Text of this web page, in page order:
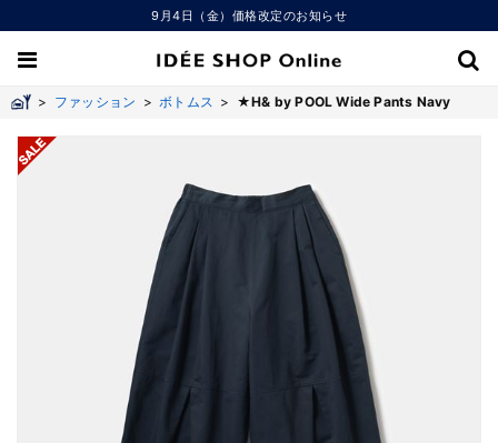
9月4日（金）価格改定のお知らせ
> ファッション >ボトムス > ★H& by POOL Wide Pants Navy